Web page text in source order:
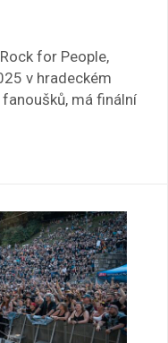
for People,
v hradeckém
má finální